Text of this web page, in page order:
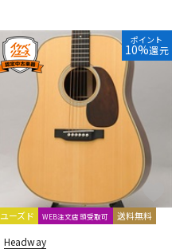
ポイント
10%還元
ユーズド WEB注文店頭受取可 送料無料
Headway